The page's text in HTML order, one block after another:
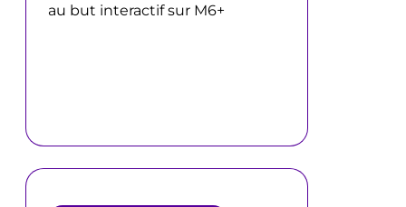
au but interactif sur M6+